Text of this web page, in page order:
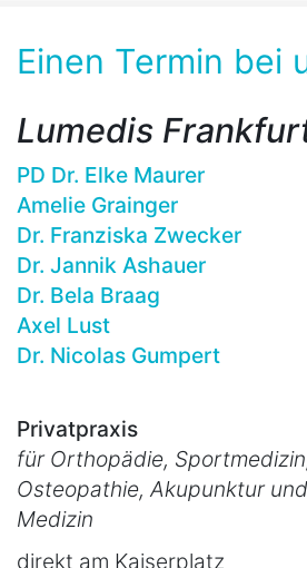
Einen Termin bei
Lumedis
PD Dr. Elke Maurer
Amelie Grainger
Dr. Franziska Zwecker
Dr. Jannik Ashauer
Dr. Bela Braag
Axel Lust
Dr. Nicolas Gumpert
Privatpraxis
für Orthopädie,
Osteopathie, Akupunktur
Medizin
direkt am Kaiserplatz